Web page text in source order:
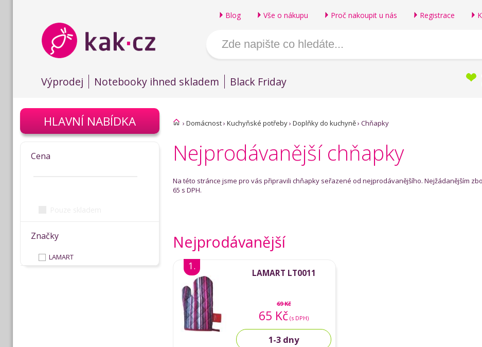
Blog Vše o nákupu Proč nakoupit u nás Registrace
Výprodej Notebooky ihned skladem Black Friday
› Domácnost› Kuchyňské potřeby› Doplňky do kuchyně› Chňapky
Nejprodávanější chňapky
Na této stránce jsme pro vás připravili chňapky seřazené od nejprodávanějšího. Nejžádanějším
65 s DPH.
Nejprodávanější
1.
LAMART LT0011
69 Kč
65 Kč (s DPH)
1-3 dny
HLAVNÍ NABÍDKA
Cena
Značky
LAMART